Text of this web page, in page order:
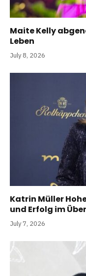
Maite Kelly
Leben
July 8, 2026
Katrin Müller
und Erfolg im
July 7, 2026